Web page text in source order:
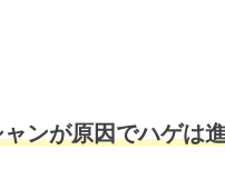
ンが原因でハゲは